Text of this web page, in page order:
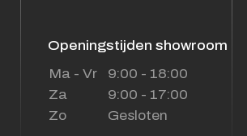
Openingstijden showroom
Ma - Vr
9:00 - 18:00
Za
9:00 - 17:00
Zo
Gesloten